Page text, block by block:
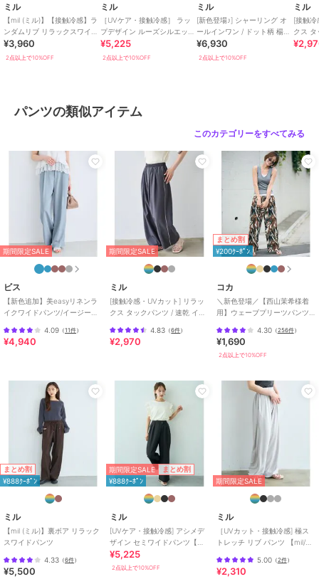
※染色・加工条件により色ごとの風合いに多少の差異が生じる場合が
サイズ等が若干異なる場合がございます。
※商品によっては、2cm前後（ニットの場合は3cm前後）のサイズ誤
画像の色が実物と異なって見える場合がございます。
《お気に入り登録》でお得な情報がいっぱい
・「商品のお気に入り登録」で再入荷通知や、人気アイテムのラスト
1点通知、セール通知等お得な情報を受け取ることができます。
・「ブランドのお気に入り登録」でSHOPの新作アイテムや再入荷な
ど、お得な情報を受け取ることができます！
【ブランド説明】
- mil ミル -
低身長でもオシャレを楽しみたい。そんな気持ちから生まれた 小柄
さん向けレディースブランド。
トレンドや上品な可愛らしさを訴えた、長く愛用できるカジュアルベ
小柄さんだからこそ着こなせる美シルエット。
ぴったり丈の感動をお届けします。
期間限定セール開催中
ミル
ショップ ミル
商品カテゴリ すべてのパンツ
ミル
【mil (ミル)】【接触冷感】ラ
ンダムリブ リラックスワイド
パンツ
¥3,960
2点以上で10%OFF
ミル
［UVケア・接触冷感］ ラッ
プデザイン ルーズシルエット
パンツ 【mil/ミル】
¥5,225
2点以上で10%OFF
ミル
[新色登場♪] シャーリング オ
ールインワン / ドット柄 楊柳
ギンガム 【mil(ミル)】
¥6,930
2点以上で10%OFF
ミル
[接触冷
クス
ジーケ
パンツの類似アイテム
このカテゴリーをすべてみる
期間限定SALE
ビス
【新色追加】美easyリネンラ
イクワイドパンツ/イージーケ
対応
4.09 （11件）
¥4,940
期間限定SALE
ミル
[接触冷感・UVカット] リラッ
クス タックパンツ / 速乾 イー
4.83 （6件）
¥2,970
まとめ割
¥200ｸｰﾎﾟﾝ
コカ
＼新色登場／【西山茉希様着
用】ウェーブプリーツパンツ
4.30（256件）
¥1,690
2点以上で10%OFF
まとめ割
¥888ｸｰﾎﾟﾝ
ミル
【mil (ミル)】裏ボア リラック
スワイドパンツ
4.33 （6件）
¥5,500
期間限定SALE まとめ割
¥888ｸｰﾎﾟﾝ
ミル
[UVケア・接触冷感] アシメデ
ザイン セミワイドパンツ【mil/
ミル】
¥5,225
2点以上で10%OFF
期間限定SALE
ミル
［UVカット・接触冷感] 極ス
トレッチ リブ パンツ 【mil/ミ
5.00（2件）
¥2,310